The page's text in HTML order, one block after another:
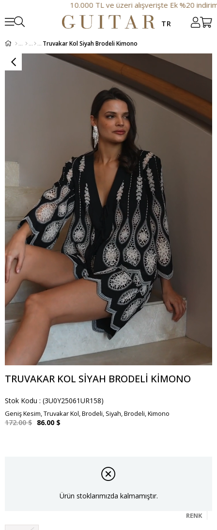
10.000 TL ve üzeri alışverişte Ek %20 indirim
Truvakar Kol Siyah Brodeli Kimono
TRUVAKAR KOL SIYAH BRODELI KIMONO
Stok Kodu (3U0Y25061UR158)
Geniş Kesim, Truvakar Kol, Brodeli, Siyah, Brodeli, Kimono
172.00 $ 86.00 $
Ürün stoklarımızda kalmamıştır.
RENK